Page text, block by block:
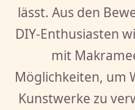
lässt. Aus den
DIY-Enthusiasten
mit
Möglichkeiten, um
Kunstwerke zu